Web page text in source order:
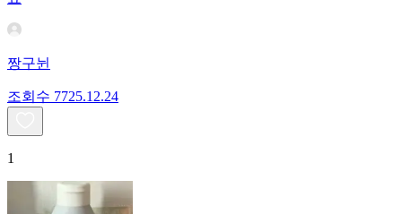
짱구뉜
조회수 7725.12.24
1